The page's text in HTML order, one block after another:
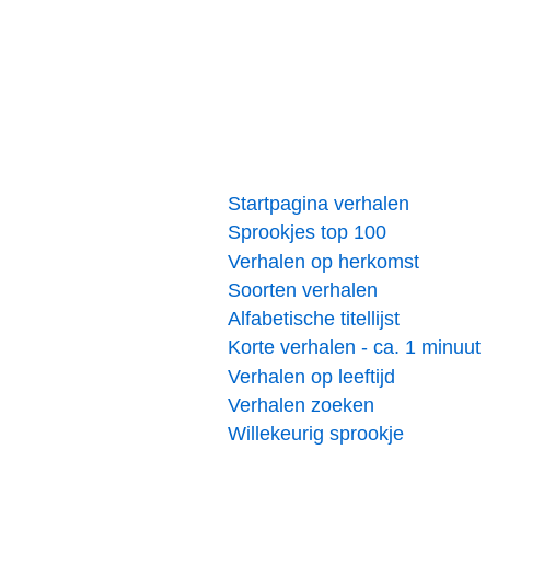
Startpagina verhalen
Sprookjes top 100
Verhalen op herkomst
Soorten verhalen
Alfabetische titellijst
Korte verhalen - ca. 1 minuut
Verhalen op leeftijd
Verhalen zoeken
Willekeurig sprookje